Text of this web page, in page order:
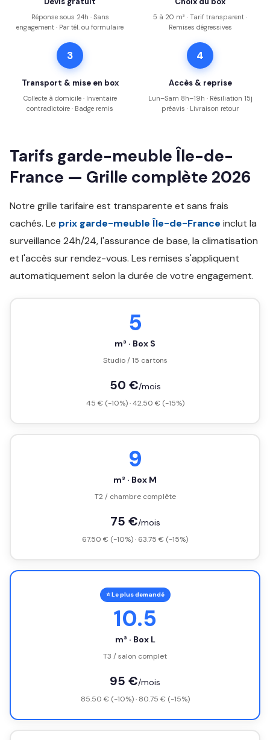
Réponse sous 24h · Sans
engagement · Par tél. ou formulaire
5 à 20 m³ · Tarif transparent ·
Remises dégressives
3
Transport & mise en box
Collecte à domicile · Inventaire
contradictoire · Badge remis
4
Accès & reprise
Lun–Sam 8h–19h · Résiliation 15j
préavis · Livraison retour
Tarifs garde-meuble Île-de-
France — Grille complète 2026
Notre grille tarifaire est transparente et sans frais
cachés. Le prix garde-meuble Île-de-France inclut la
surveillance 24h/24, l'assurance de base, la climatisation
et l'accès sur rendez-vous. Les remises s'appliquent
automatiquement selon la durée de votre engagement.
5
m³ · Box S
Studio / 15 cartons
50 €/mois
45 € (-10%) · 42.50 € (-15%)
9
m³ · Box M
T2 / chambre complète
75 €/mois
67.50 € (-10%) · 63.75 € (-15%)
⭐ Le plus demandé
10.5
m³ · Box L
T3 / salon complet
95 €/mois
85.50 € (-10%) · 80.75 € (-15%)